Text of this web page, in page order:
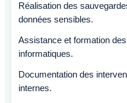
Réalisation des
données sensibles.
Assistance et formation
informatiques.
Documentation des
internes.